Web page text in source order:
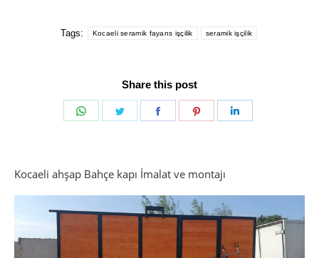
Tags: Kocaeli seramik fayans işçilik seramik işçilik
Share this post
Share
Share
Share
Share
Kocaeli ahşap Bahçe kapı İmalat ve montajı